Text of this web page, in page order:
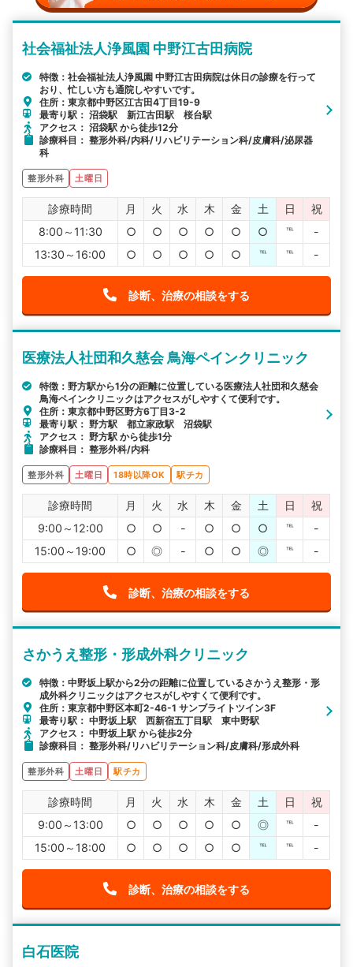
社会福祉法人浄風園 中野江古田病院
特徴：社会福祉法人浄風園 中野江古田病院は休日の診療を行って
おり、忙しい方も通院しやすいです。
住所：東京都中野区江古田4丁目19-9
最寄り駅： 沼袋駅 新江古田駅 桜台駅
アクセス： 沼袋駅 から徒歩12分
診療科目： 整形外科/内科/リハビリテーション科/皮膚科/泌尿器
科
整形外科 土曜日
診療時間 月 火 水 木 金 土 日
祝
8:00～11:30
○ ○ ○ ○ ○ ○ ℡
-
13:30～16:00
○ ○ ○ ○ ○ ℡ ℡ -
診断、治療の相談をする
医療法人社団和久慈会 鳥海ペインクリニック
特徴：野方駅から1分の距離に位置している医療法人社団和久慈会
鳥海ペインクリニックはアクセスがしやすくて便利です。
住所：東京都中野区野方6丁目3-2
最寄り駅： 野方駅 都立家政駅 沼袋駅
アクセス： 野方駅 から徒歩1分
診療科目： 整形外科/内科
整形外科 土曜日 18時以降OK 駅チカ
診療時間 月 火 水 木 金 土 日
祝
9:00～12:00
○ ○ - ○ ○ ○ ℡
-
15:00～19:00
○ ◎ - ○ ○ ◎ ℡ -
診断、治療の相談をする
さかうえ整形・形成外科クリニック
特徴：中野坂上駅から2分の距離に位置しているさかうえ整形・形
成外科クリニックはアクセスがしやすくて便利です。
住所：東京都中野区本町2-46-1 サンブライトツイン3F
最寄り駅： 中野坂上駅 西新宿五丁目駅 東中野駅
アクセス： 中野坂上駅 から徒歩2分
診療科目： 整形外科/リハビリテーション科/皮膚科/形成外科
整形外科 土曜日 駅チカ
診療時間 月 火 水 木 金 土 日
祝
9:00～13:00
○ ○ ○ ○ ○ ◎ ℡
-
15:00～18:00
○ ○ ○ ○ ○ ℡ ℡ -
診断、治療の相談をする
白石医院